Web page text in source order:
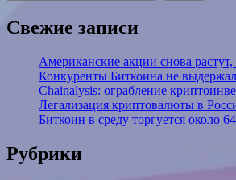
Свежие записи
Американские акции снова
Конкуренты Биткоина не
Chainalysis: ограбление
Легализация криптовалюты в
Биткоин в среду торгуется около
Рубрики